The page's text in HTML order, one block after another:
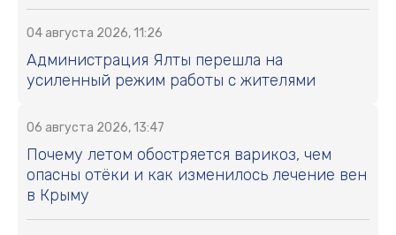
04 августа 2026, 11:26
Администрация Ялты перешла на
усиленный режим работы с жителями
06 августа 2026, 13:47
Почему летом обостряется варикоз, чем
опасны отёки и как изменилось лечение вен
в Крыму